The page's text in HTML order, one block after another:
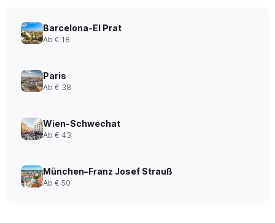
Barcelona-El Prat
Ab € 18
Paris
Ab € 38
Wien-Schwechat
Ab € 43
München–Franz Josef Strauß
Ab € 50